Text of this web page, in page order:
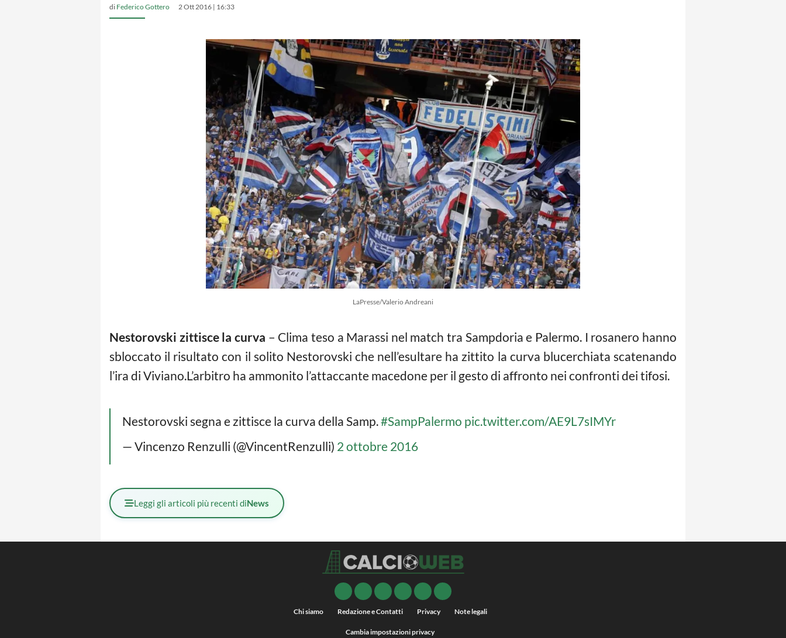
di Federico Gottero 2 Ott 2016 | 16:33
LaPresse/Valerio Andreani
Nestorovski zittisce la curva – Clima teso a Marassi nel match tra Sampdoria e Palermo. I rosanero hanno
sbloccato il risultato con il solito Nestorovski che nell’esultare ha zittito la curva blucerchiata scatenando
l’ira di Viviano.L’arbitro ha ammonito l’attaccante macedone per il gesto di affronto nei confronti dei tifosi.
Nestorovski segna e zittisce la curva della Samp.#SampPalermo pic.twitter.com/AE9L7sIMYr
— Vincenzo Renzulli (@VincentRenzulli) 2 ottobre 2016
Leggi gli articoli più recenti diNews
Chi siamo Redazione e Contatti Privacy Note legali
Cambia impostazioni privacy